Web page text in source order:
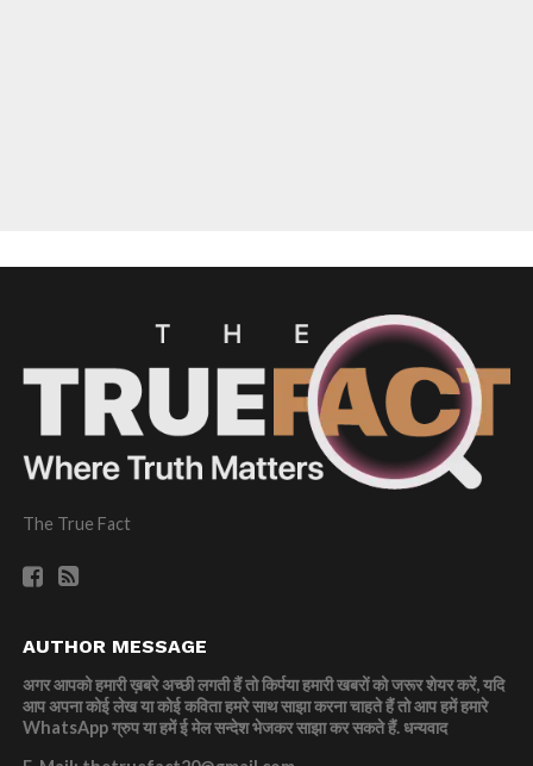
The True Fact
AUTHOR MESSAGE
अगर आपको हमारी ख़बरे अच्छी लगती हैं तो किर्पया हमारी खबरों को जरूर शेयर करें, यदि
आप अपना कोई लेख या कोई कविता हमरे साथ साझा करना चाहते हैं तो आप हमें हमारे
WhatsApp ग्रुप या हमें ई मेल सन्देश भेजकर साझा कर सकते हैं.धन्यवाद